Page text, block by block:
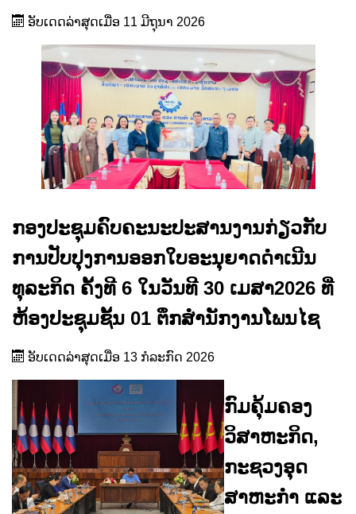
ອັບເດດລ່າສຸດເມື່ອ 11 ມີຖຸນາ 2026
ກອງປະຊຸມຄົບຄະນະປະສານງານກ່ຽວກັບ
ການປັບປຸງການອອກໃບອະນຸຍາດດຳເນີນ
ທຸລະກິດ ຄັ້ງທີ 6 ໃນວັນທີ 30 ເມສາ2026 ທີ່
ຫ້ອງປະຊຸມຊັ້ນ 01 ຕຶກສຳນັກງານໂພນໄຊ
ອັບເດດລ່າສຸດເມື່ອ 13 ກໍລະກົດ 2026
ກົມຄຸ້ມຄອງ
ວິສາຫະກິດ,
ກະຊວງອຸດ
ສາຫະກໍາ ແລະ